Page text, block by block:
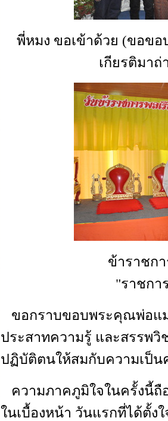
พี่หมง ขอเข้าด้วย (ขอข
เกียรติมาถ่
ข้าราชก
"ราชกา
ขอกราบขอบพระคุณพ่อแ
ประสาทความรู้ และสรรพวิ
ปฏิบัติตนให้สมกับความเป็
ความภาคภูมิใจในครั้งนี้ถื
ในเบื้องหน้า วันแรกที่ได้ตั้